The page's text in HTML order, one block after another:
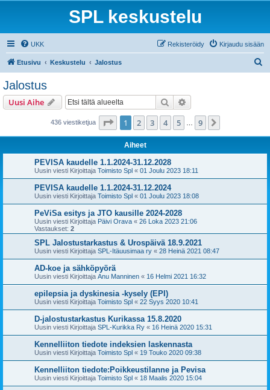
SPL keskustelu
UKK Kirjaudu sisään
Rekisteröidy
Etusivu Keskustelu Jalostus
Jalostus
Uusi Aihe Etsi
436 viestiketjua Sivu /9
1 2 3 4 5 9
Aiheet
PEVISA kaudelle 1.1.2024-31.12.2028
Uusin viesti Kirjoittaja Toimisto Spl « 01 Joulu 2023 18:11
PEVISA kaudelle 1.1.2024-31.12.2024
Uusin viesti Kirjoittaja Toimisto Spl « 01 Joulu 2023 18:08
PeViSa esitys ja JTO kausille 2024-2028
Uusin viesti Kirjoittaja Päivi Orava « 26 Loka 2023 21:06
Vastaukset: 2
SPL Jalostustarkastus & Urospäivä 18.9.2021
Uusin viesti Kirjoittaja SPL-Itäuusimaa ry « 28 Heinä 2021 08:47
AD-koe ja sähköpyörä
Uusin viesti Kirjoittaja Anu Manninen « 16 Helmi 2021 16:32
epilepsia ja dyskinesia -kysely (EPI)
Uusin viesti Kirjoittaja Toimisto Spl « 22 Syys 2020 10:41
D-jalostustarkastus Kurikassa 15.8.2020
Uusin viesti Kirjoittaja SPL-Kurikka Ry « 16 Heinä 2020 15:31
Kennelliiton tiedote indeksien laskennasta
Uusin viesti Kirjoittaja Toimisto Spl « 19 Touko 2020 09:38
Kennelliiton tiedote:Poikkeustilanne ja Pevisa
Uusin viesti Kirjoittaja Toimisto Spl « 18 Maalis 2020 15:04